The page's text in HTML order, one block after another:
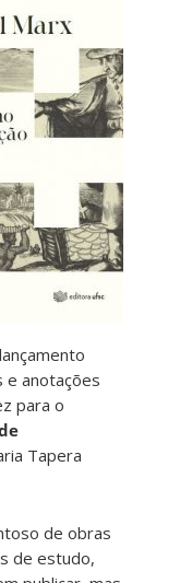
e anotações
para o
Tapera
de obras
de estudo,